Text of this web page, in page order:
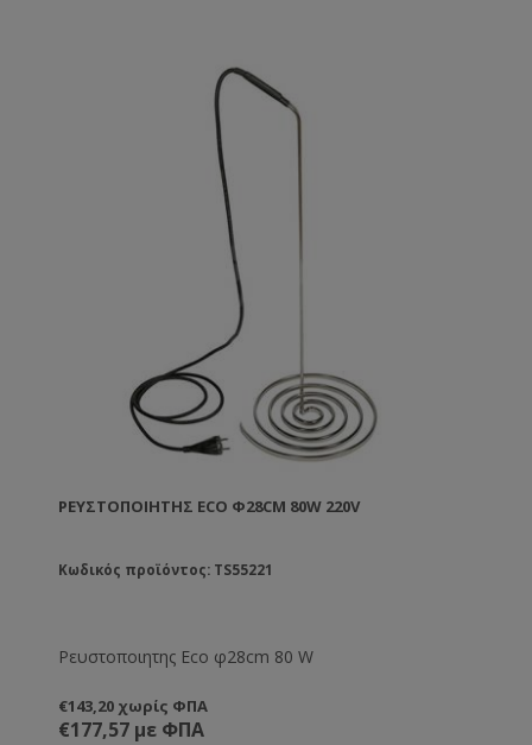
ΡΕΥΣΤΟΠΟΙΗΤΗΣ ECO Φ28CM 80W 220V
Κωδικός προϊόντος: TS55221
Ρευστοποιητης Eco φ28cm 80 W
€143,20 χωρίς ΦΠΑ
€177,57 με ΦΠΑ